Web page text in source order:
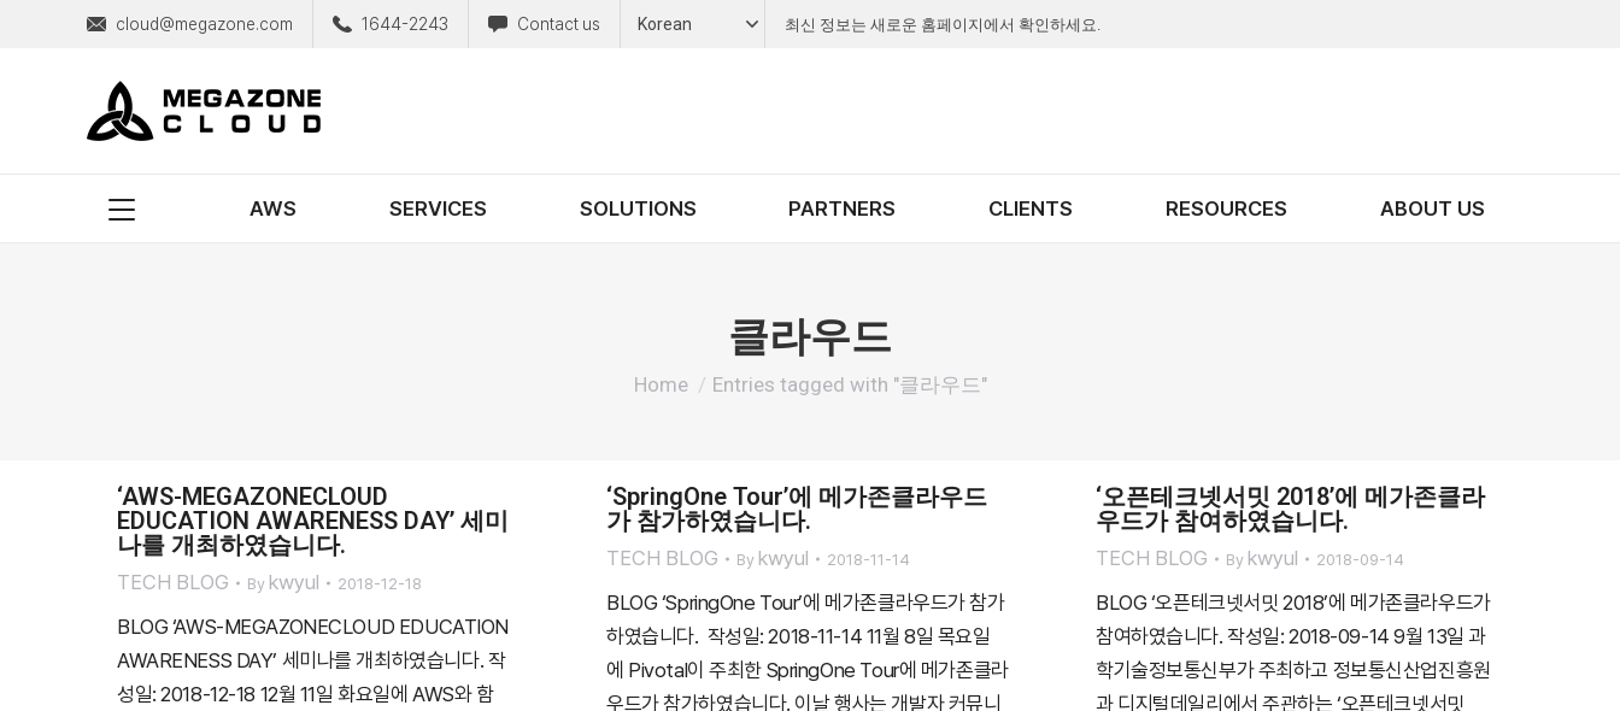
cloud@megazone.com 1644-2243 Contact us Korean 최신 정보는 새로운 홈페이지에서 확인하세요.
MegazoneCloud
디지털 전문 기업, 메가존클라우드
AWS SERVICES SOLUTIONS PARTNERS CLIENTS RESOURCES ABOUT US
클라우드
You are here:
Home Entries tagged with "클라우드"
‘AWS-MEGAZONECLOUD
EDUCATION AWARENESS DAY’ 세미
나를 개최하였습니다.
TECH BLOG By kwyul 2018-12-18
BLOG ‘AWS-MEGAZONECLOUD EDUCATION
AWARENESS DAY’ 세미나를 개최하였습니다. 작
성일: 2018-12-18 12월 11일 화요일에 AWS와 함
‘SpringOne Tour’에 메가존클라우드
가 참가하였습니다.
TECH BLOG By kwyul 2018-11-14
BLOG ‘SpringOne Tour’에 메가존클라우드가 참가
하였습니다. 작성일: 2018-11-14 11월 8일 목요일
에 Pivotal이 주최한 SpringOne Tour에 메가존클라
우드가 참가하였습니다. 이날 행사는 개발자 커뮤니
‘오픈테크넷서밋 2018’에 메가존클라
우드가 참여하였습니다.
TECH BLOG By kwyul 2018-09-14
BLOG ‘오픈테크넷서밋 2018’에 메가존클라우드가
참여하였습니다. 작성일: 2018-09-14 9월 13일 과
학기술정보통신부가 주최하고 정보통신산업진흥원
과 디지털데일리에서 주관하는 ‘오픈테크넷서밋